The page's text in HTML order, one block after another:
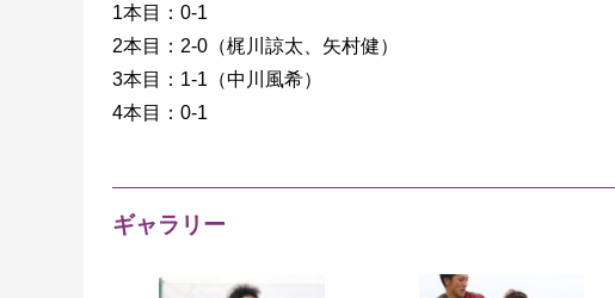
1本目：0-1
2本目：2-0（梶川諒太、矢村健）
3本目：1-1（中川風希）
4本目：0-1
ギャラリー